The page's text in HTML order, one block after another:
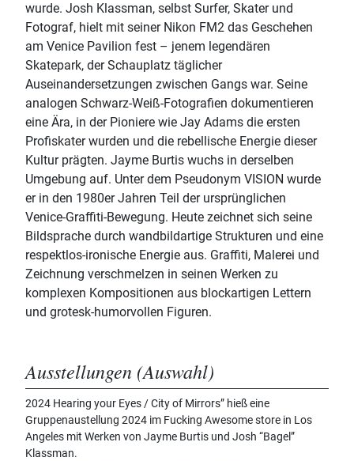
wurde. Josh Klassman, selbst Surfer, Skater und
Fotograf, hielt mit seiner Nikon FM2 das Geschehen
am Venice Pavilion fest – jenem legendären
Skatepark, der Schauplatz täglicher
Auseinandersetzungen zwischen Gangs war. Seine
analogen Schwarz-Weiß-Fotografien dokumentieren
eine Ära, in der Pioniere wie Jay Adams die ersten
Profiskater wurden und die rebellische Energie dieser
Kultur prägten. Jayme Burtis wuchs in derselben
Umgebung auf. Unter dem Pseudonym VISION wurde
er in den 1980er Jahren Teil der ursprünglichen
Venice-Graffiti-Bewegung. Heute zeichnet sich seine
Bildsprache durch wandbildartige Strukturen und eine
respektlos-ironische Energie aus. Graffiti, Malerei und
Zeichnung verschmelzen in seinen Werken zu
komplexen Kompositionen aus blockartigen Lettern
und grotesk-humorvollen Figuren.
Ausstellungen (Auswahl)
2024 Hearing your Eyes / City of Mirrors” hieß eine
Gruppenaustellung 2024 im Fucking Awesome store in Los
Angeles mit Werken von Jayme Burtis und Josh “Bagel”
Klassman.